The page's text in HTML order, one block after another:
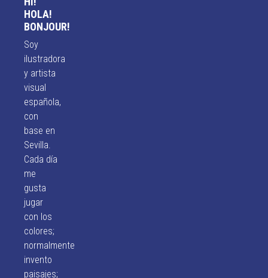
HOLA!
BONJOUR!
Soy
ilustradora
y artista
visual
española,
con
base en
Sevilla.
Cada día
me
gusta
jugar
con los
colores;
normalmente
invento
paisajes;